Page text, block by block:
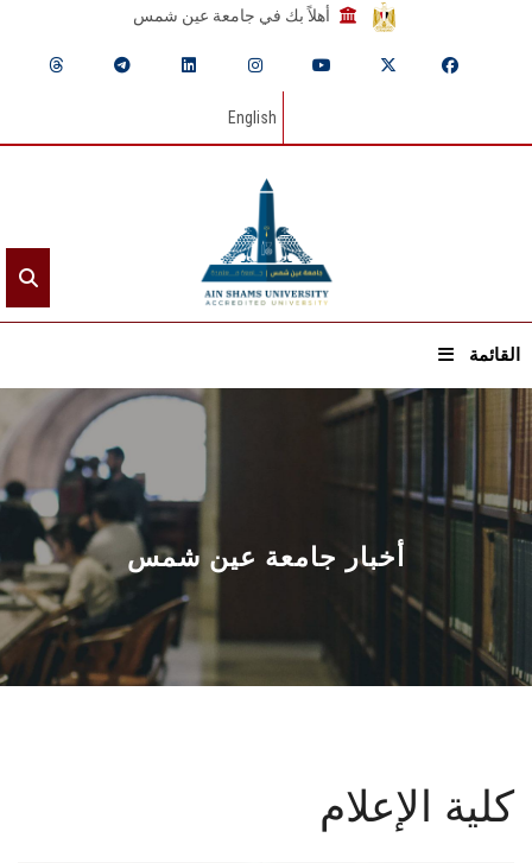
أهلاً بك في جامعة عين شمس
English
القائمة
الرئيسيـة
عن الجامعة
القطاعـات
الشئون الأكاديمية
البحث العلمي
أخبار جامعة عين شمس
كلية الإعلام